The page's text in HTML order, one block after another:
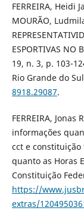
FERREIRA, Heidi
MOURÃO,
ESPORTIVAS
19, n. 3, p. 103-
Rio Grande do
8918.29087.
FERREIRA,
informações
cct e
quanto as Horas
Constituição
https://
extras/